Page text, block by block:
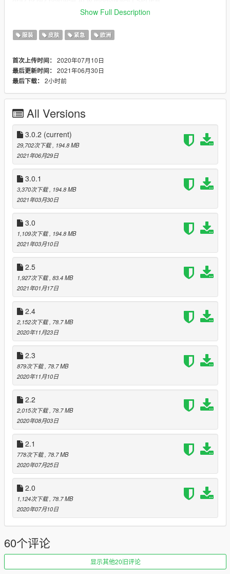
polishemergencyv@gmail.com
https://discord.gg/JNW7Hajgwj
Modyfikacja jest stworzona do używania wraz z pojazdami
naszego autorstwa, backup został stworzony specjalnie pod
polskie radiowozy.
zainstaluj, aby w pełni korzystać z polskiego wspracia i uniknąć
crashy gry:
https://pl.gta5-mods.com/vehicles/bmw-3-f30-330i-xdrive-
polish-police
https://pl.gta5-mods.com/vehicles/kia-ceed-sw-ii-polish-police
https://pl.gta5-mods.com/vehicles/bmw-3-g20-320i-polish-
police
https://pl.gta5-mods.com/vehicles/polish-border-guard-
vehicles-pack
https://pl.gta5-mods.com/vehicles/mercedes-atego-gba-361-d-
21-els
https://pl.gta5-mods.com/vehicles/mercedes-sprinter-2017-
polish-ambulance
https://pl.gta5-mods.com/vehicles/kia-cee-d-sw-i-polish-police
https://pl.gta5-mods.com/vehicles/opel-mokka-x-polish-police
https://pl.gta5-mods.com/vehicles/bell-407-polish-police-
helicopter
https://www.lcpdfr.com/downloads/gta5mods/vehiclemodels/31
977-opel-insignia-unmarked-polish-police/
https://www.lcpdfr.com/downloads/gta5mods/vehiclemodels/33
421-ford-transit-custom/
Wersja 2.0:
Nowe formacje dochodzą do gry: CBŚP, SPKP, SG. Modyfikacja
otrzymała stworzone pod nią menu do EUP, z podziałem
strojów na formacje. W grze jest w sumie 130 różnych
konfiguracji, 71 strojów męskich i 59 damskich.
Wraz ze strojami do PEUP pobierasz system polskiego
wsparcia do modyfikacji LSPDFR. Cała policja oraz straż
graniczna w grze będą korzystały z tych samych strojów,
których gracz może używać poprzez EUP Menu. Spotkasz
polskie służby na komisariatach, w pościgach, a także
wezwiesz je jako wsparcie.
Wersja 2.1:
Ulepszenie instalatora - zwiększona tolerancja na błędy
podczas instalacji. Instalator również sam wyłącza EUP S&R,
które nie jest kompatybilne z PEUP.
Wersja 2.2:
Aktualizacja systemu polskiego wsparcia w LSPDFR - dodano
BMW 320i do grupy SPEED, zmiany szans na pojazdy w
patrolach. Drobne poprawki strojów kontrterrorystów.
Show Full Description
服装 皮肤 紧急 欧洲
首次上传时间： 2020年07月10日
最后更新时间： 2021年06月30日
最后下载： 2小时前
All Versions
3.0.2 (current)
29,702次下载 , 194.8 MB
2021年06月29日
3.0.1
3,370次下载 , 194.8 MB
2021年03月30日
3.0
1,109次下载 , 194.8 MB
2021年03月10日
2.5
1,927次下载 , 83.4 MB
2021年01月17日
2.4
2,152次下载 , 78.7 MB
2020年11月23日
2.3
879次下载 , 78.7 MB
2020年11月10日
2.2
2,015次下载 , 78.7 MB
2020年08月03日
2.1
778次下载 , 78.7 MB
2020年07月25日
2.0
1,124次下载 , 78.7 MB
2020年07月10日
60个评论
显示其他20旧评论